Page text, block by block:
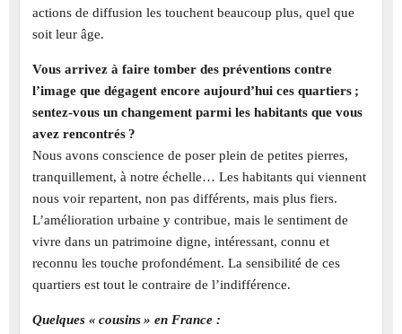
actions de diffusion les touchent beaucoup plus, quel que
soit leur âge.
Vous arrivez à faire tomber des préventions contre
l’image que dégagent encore aujourd’hui ces quartiers ;
sentez-vous un changement parmi les habitants que vous
avez rencontrés ?
Nous avons conscience de poser plein de petites pierres,
tranquillement, à notre échelle… Les habitants qui viennent
nous voir repartent, non pas différents, mais plus fiers.
L’amélioration urbaine y contribue, mais le sentiment de
vivre dans un patrimoine digne, intéressant, connu et
reconnu les touche profondément. La sensibilité de ces
quartiers est tout le contraire de l’indifférence.
Quelques « cousins » en France :